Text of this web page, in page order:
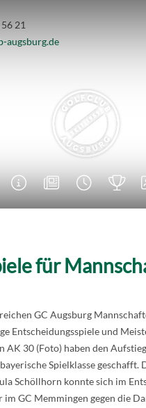
21
augsburg.de
   
für
GC Augsburg
Entscheidungsspiele und
AK 30 (Foto) haben den
Spielklasse geschafft.
Schöllhorn konnte sich im
im GC Memmingen gegen die